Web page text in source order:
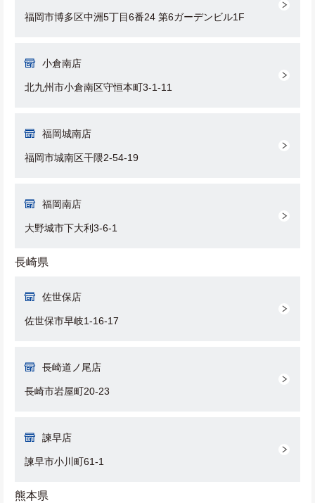
福岡市博多区中洲5丁目6番24 第6ガーデンビル1F
小倉南店
北九州市小倉南区守恒本町3-1-11
福岡城南店
福岡市城南区干隈2-54-19
福岡南店
大野城市下大利3-6-1
長崎県
佐世保店
佐世保市早岐1-16-17
長崎道ノ尾店
長崎市岩屋町20-23
諫早店
諫早市小川町61-1
熊本県